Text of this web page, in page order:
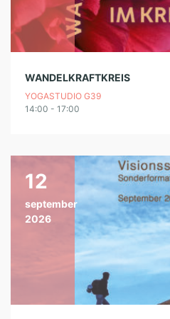
WANDELKRAFTKREIS
YOGASTUDIO G39
14:00 - 17:00
12
september
2026